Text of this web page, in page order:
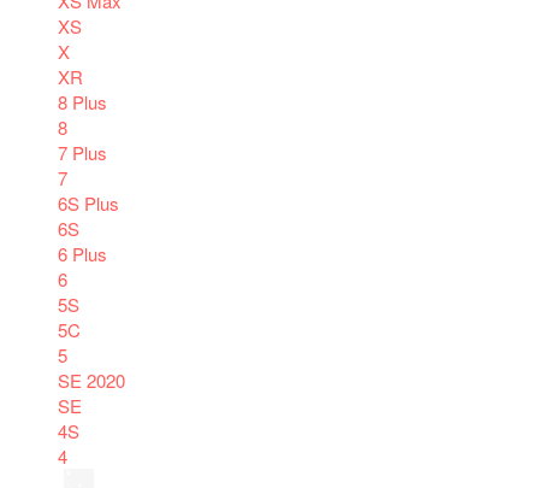
XS
X
XR
8 Plus
8
7 Plus
7
6S Plus
6S
6 Plus
6
5S
5C
5
SE 2020
SE
4S
4